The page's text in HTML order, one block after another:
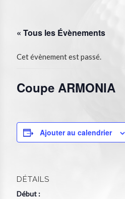
« Tous les Évènements
Cet évènement est passé.
Coupe ARMONIA
Ajouter au calendrier
DÉTAILS
Début :